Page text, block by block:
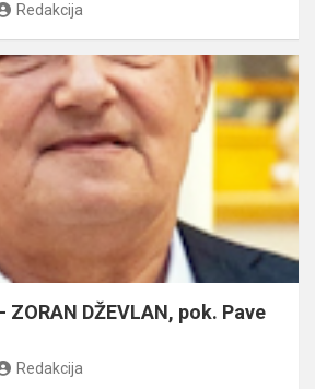
Redakcija
ZORAN DŽEVLAN, pok. Pave
Redakcija